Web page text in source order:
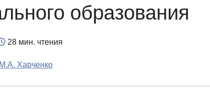
образования
28 мин. чтения
М.А. Харченко